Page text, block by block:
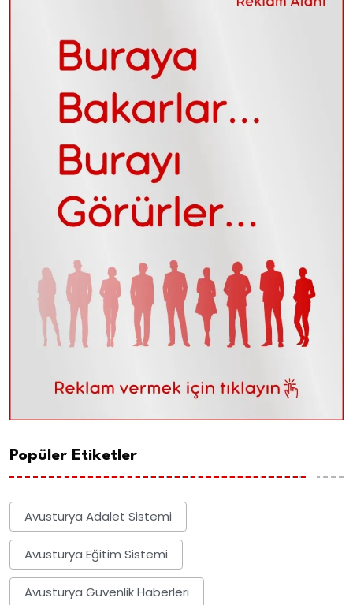
Popüler Etiketler
Avusturya Adalet Sistemi
Avusturya Eğitim Sistemi
Avusturya Güvenlik Haberleri